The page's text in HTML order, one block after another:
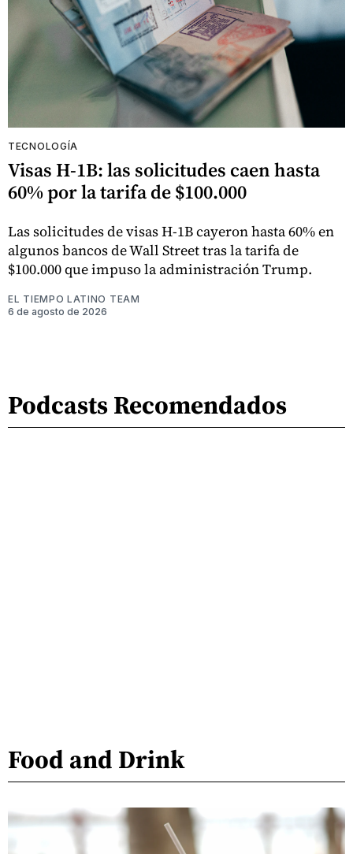
TECNOLOGÍA
Visas H-1B: las solicitudes caen hasta
60% por la tarifa de $100.000
Las solicitudes de visas H-1B cayeron hasta 60% en
algunos bancos de Wall Street tras la tarifa de
$100.000 que impuso la administración Trump.
EL TIEMPO LATINO TEAM
6 de agosto de 2026
Podcasts Recomendados
Food and Drink